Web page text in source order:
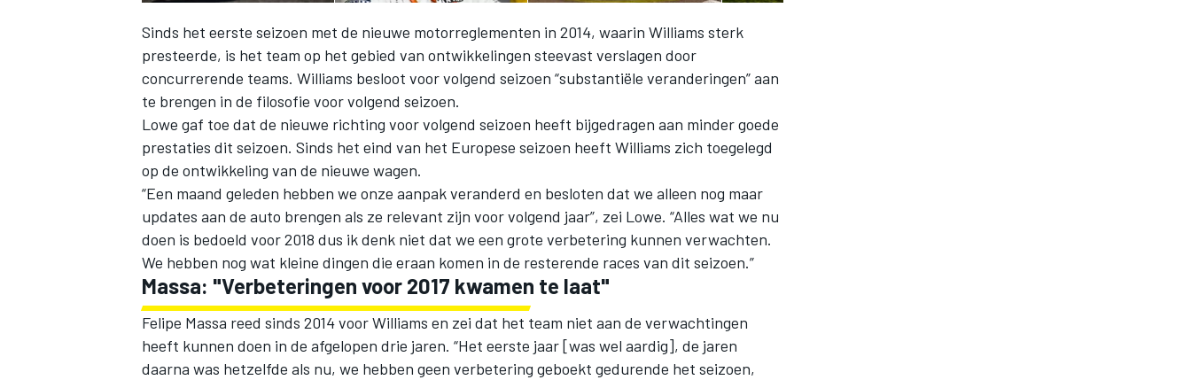
Sinds het eerste seizoen met de nieuwe motorreglementen in 2014, waarin Williams sterk
presteerde, is het team op het gebied van ontwikkelingen steevast verslagen door
concurrerende teams. Williams besloot voor volgend seizoen “substantiële veranderingen” aan
te brengen in de filosofie voor volgend seizoen.
Lowe gaf toe dat de nieuwe richting voor volgend seizoen heeft bijgedragen aan minder goede
prestaties dit seizoen. Sinds het eind van het Europese seizoen heeft Williams zich toegelegd
op de ontwikkeling van de nieuwe wagen.
“Een maand geleden hebben we onze aanpak veranderd en besloten dat we alleen nog maar
updates aan de auto brengen als ze relevant zijn voor volgend jaar”, zei Lowe. “Alles wat we nu
doen is bedoeld voor 2018 dus ik denk niet dat we een grote verbetering kunnen verwachten.
We hebben nog wat kleine dingen die eraan komen in de resterende races van dit seizoen.”
Massa: "Verbeteringen voor 2017 kwamen te laat"
Felipe Massa reed sinds 2014 voor Williams en zei dat het team niet aan de verwachtingen
heeft kunnen doen in de afgelopen drie jaren. “Het eerste jaar [was wel aardig], de jaren
daarna was hetzelfde als nu, we hebben geen verbetering geboekt gedurende het seizoen,